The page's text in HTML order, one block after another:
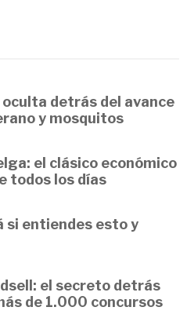
oculta detrás del avance
y mosquitos
el clásico económico
todos los días
si entiendes esto y
el secreto detrás
de 1.000 concursos